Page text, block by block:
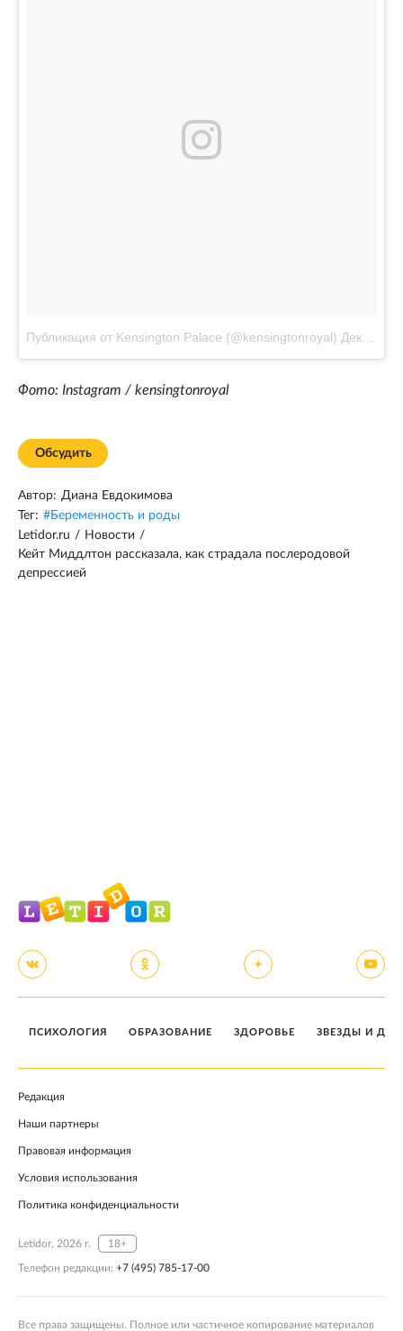
Публикация от Kensington Palace (@kensingtonroyal) Дек 30 2016 в 5:34 PST
Фото: Instagram / kensingtonroyal
Обсудить
Автор: Диана Евдокимова
Тег: #Беременность и роды
Letidor.ru / Новости /
Кейт Миддлтон рассказала, как страдала послеродовой
депрессией
ПСИХОЛОГИЯ ОБРАЗОВАНИЕ ЗДОРОВЬЕ ЗВЕЗДЫ И
Редакция
Наши партнеры
Правовая информация
Условия использования
Политика конфиденциальности
Letidor, 2026 г. 18+
Телефон редакции: +7 (495) 785-17-00
Все права защищены. Полное или частичное копирование материалов